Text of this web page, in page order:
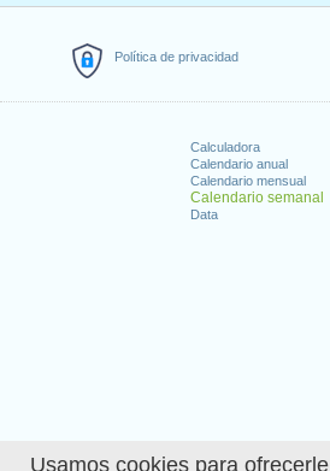
Usamos cookies para
Política de privacidad
Calculadora
Calendario anual
Calendario mensual
Calendario semanal
Data